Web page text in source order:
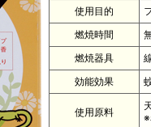
使用目的
燃焼時間
燃焼器具
効能効果
使用原料
※